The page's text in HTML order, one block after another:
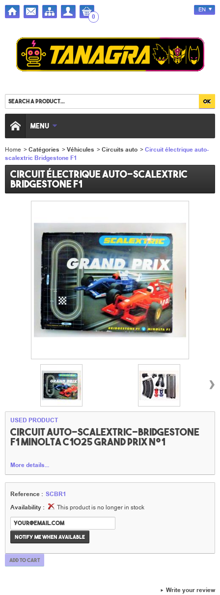
0
EN
MENU
Home >Catégories >Véhicules >Circuits auto >Circuit électrique auto-
scalextric Bridgestone F1
Circuit électrique auto-scalextric
Bridgestone F1
›
USED PRODUCT
Circuit auto-Scalextric-Bridgestone
F1 Minolta C1025 Grand Prix n°1
More details...
Reference : SCBR1
Availability :
This product is no longer in stock
Notify me when available
Add to cart
Write your review